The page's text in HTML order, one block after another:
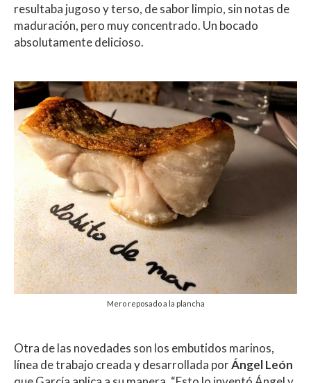
resultaba jugoso y terso, de sabor limpio, sin notas de
maduración, pero muy concentrado. Un bocado
absolutamente delicioso.
Mero reposado a la plancha
Otra de las novedades son los embutidos marinos,
línea de trabajo creada y desarrollada porÁngel León